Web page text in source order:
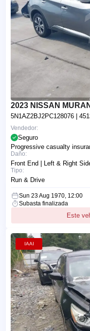
2023 NISSAN
5N1AZ2BJ2PC128076 |
Vendedor:
Seguro
Progressive casualty
Daño:
Front End | Left & Right
Tipo:
Run & Drive
Sun 23 Aug 1970, 12:00
Subasta finalizada
Este
IAAI